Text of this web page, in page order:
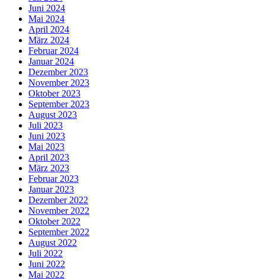
Juni 2024
Mai 2024
April 2024
März 2024
Februar 2024
Januar 2024
Dezember 2023
November 2023
Oktober 2023
September 2023
August 2023
Juli 2023
Juni 2023
Mai 2023
April 2023
März 2023
Februar 2023
Januar 2023
Dezember 2022
November 2022
Oktober 2022
September 2022
August 2022
Juli 2022
Juni 2022
Mai 2022